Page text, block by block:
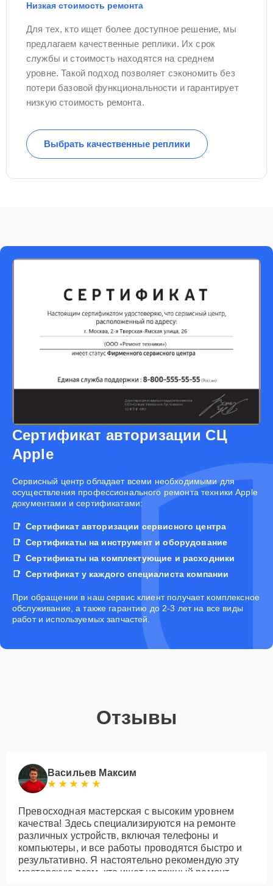
Низкая стоимость ремонта
Для тех, кто ищет более доступное решение, мы
предлагаем качественные реплики. Их срок
службы и стоимость находятся на среднем
уровне. Такой подход позволяет сэкономить без
потери базовой функциональности и гарантирует
низкую стоимость ремонта.
Выбрать качественные реплики
Сертификат авторизации СЦ
Apple
Cервисный центр обладает всеми необходимыми для
осуществления профессионального ремонта техники Apple
документами и сертификатами:
Сертификат авторизации сервисного центра
Сертификаты на инструмент и оборудование
Сертификаты на комплектующие и расходники
Сертификат у каждого специалиста компании
При обращении в наш сервис клиент получает комплексное
обслуживание, а также гарантию до 2-3 лет на все виды
работ и используемых запчастей.
Отзывы
Васильев Максим
Превосходная мастерская с высоким уровнем
качества! Здесь специализируются на ремонте
различных устройств, включая телефоны и
компьютеры, и все работы проводятся быстро и
результативно. Я настоятельно рекомендую эту
мастерскую всем, кто ищет надежный ремонт